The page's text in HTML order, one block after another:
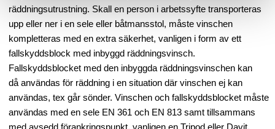
räddningsutrustning. Skall en person i arbetssyfte transporteras
upp eller ner i en sele eller båtmansstol, måste vinschen
kompletteras med en extra säkerhet, vanligen i form av ett
fallskyddsblock med inbyggd räddningsvinsch.
Fallskyddsblocket med den inbyggda räddningsvinschen kan
då användas för räddning i en situation där vinschen ej kan
användas, tex går sönder. Vinschen och fallskyddsblocket måste
användas med en sele EN 361 och EN 813 samt tillsammans
med avsedd förankringspunkt, vanligen en Tripod eller Davit.